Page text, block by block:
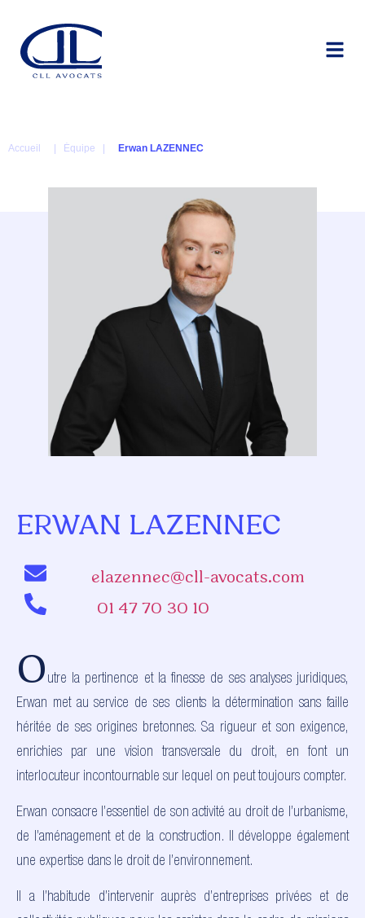
Accueil | Équipe | Erwan LAZENNEC
ERWAN LAZENNEC
elazennec@cll-avocats.com
01 47 70 30 10
O utre la pertinence et la finesse de ses analyses juridiques,
Erwan met au service de ses clients la détermination sans faille
héritée de ses origines bretonnes. Sa rigueur et son exigence,
enrichies par une vision transversale du droit, en font un
interlocuteur incontournable sur lequel on peut toujours compter.
Erwan consacre l’essentiel de son activité au droit de l’urbanisme,
de l’aménagement et de la construction. Il développe également
une expertise dans le droit de l’environnement.
Il a l’habitude d’intervenir auprès d’entreprises privées et de